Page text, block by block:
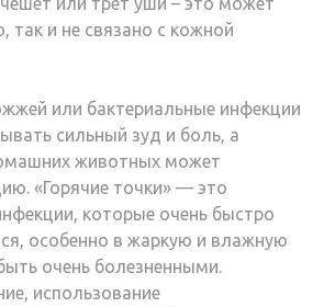
так и не связано с кожной
или бактериальные инфекции
сильный зуд и боль, а
животных может
«Горячие точки» — это
которые очень быстро
особенно в жаркую и влажную
очень болезненными.
использование